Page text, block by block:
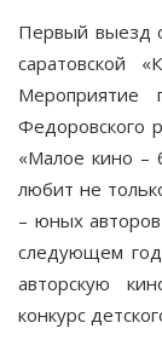
Первый выезд
саратовской
Федоровского
«Малое кино –
любит не
– юных
следующем
авторскую
конкурс